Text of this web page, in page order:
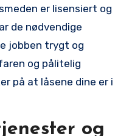
er lisensiert og
de nødvendige
jobben trygt og
og pålitelig
på at låsene ​dine er i
‍og